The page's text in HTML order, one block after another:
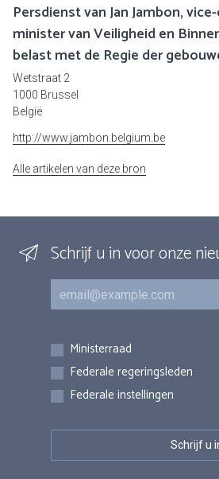
Persdienst van Jan Jambon,
minister van Veiligheid en
belast met de Regie der
Wetstraat 2
1000 Brussel
België
http://www.jambon.belgium.be
Alle artikelen van deze bron
Schrijf u in voor onze
E-mail
Inschrijvingen
Ministerraad
Federale regeringsleden
Federale instellingen